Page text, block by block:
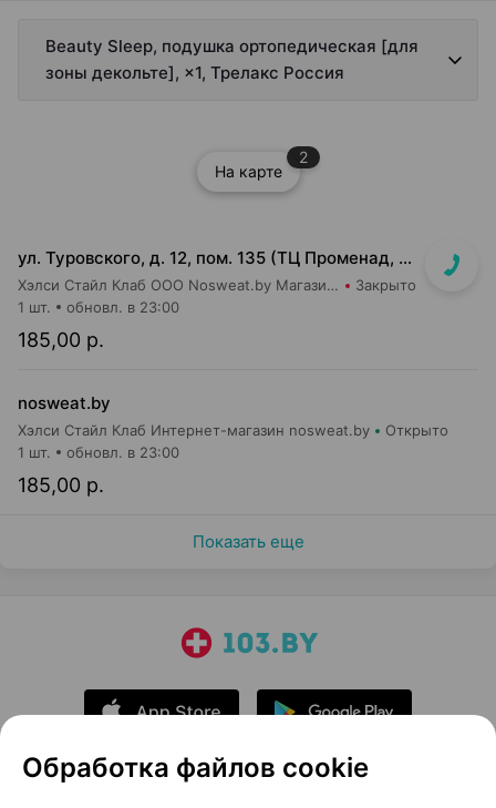
Beauty Sleep, подушка ортопедическая [для
зоны декольте], ×1, Трелакс Россия
На карте
2
ул. Туровского, д. 12, пом. 135 (ТЦ Променад, вход 7)
Хэлси Стайл Клаб ООО Nosweat.by Магазин товаров для здоровья Закрыто
185,00 р.
1 шт. обновл. в 23:00
nosweat.by
Хэлси Стайл Клаб Интернет-магазин nosweat.by Открыто
185,00 р.
1 шт. обновл. в 23:00
Показать еще
Обработка файлов cookie